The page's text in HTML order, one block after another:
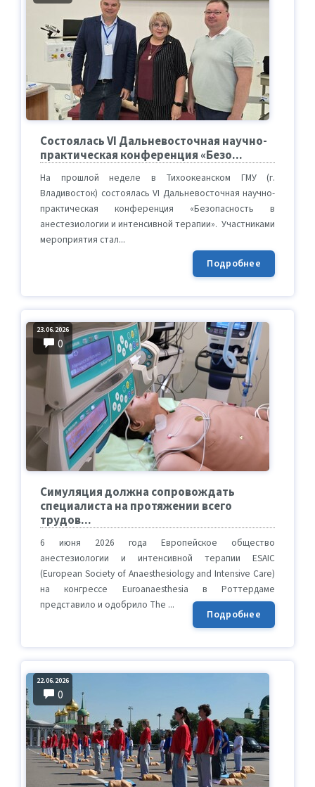
Состоялась VI Дальневосточная научно-
практическая конференция «Безо...
На прошлой неделе в Тихоокеанском ГМУ (г.
Владивосток) состоялась VI Дальневосточная научно-
практическая конференция «Безопасность в
анестезиологии и интенсивной терапии». Участниками
мероприятия стал...
Подробнее
23.06.2026
0
Симуляция должна сопровождать
специалиста на протяжении всего
трудов...
6 июня 2026 года Европейское общество
анестезиологии и интенсивной терапии ESAIC
(European Society of Anaesthesiology and Intensive Care)
на конгрессе Euroanaesthesia в Роттердаме
представило и одобрило The ...
Подробнее
22.06.2026
0